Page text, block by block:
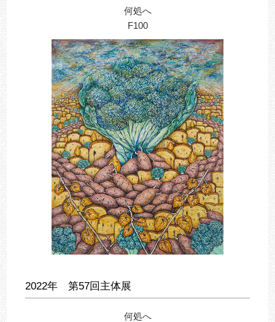
何処へ
F100
2022年 第57回主体展
何処へ